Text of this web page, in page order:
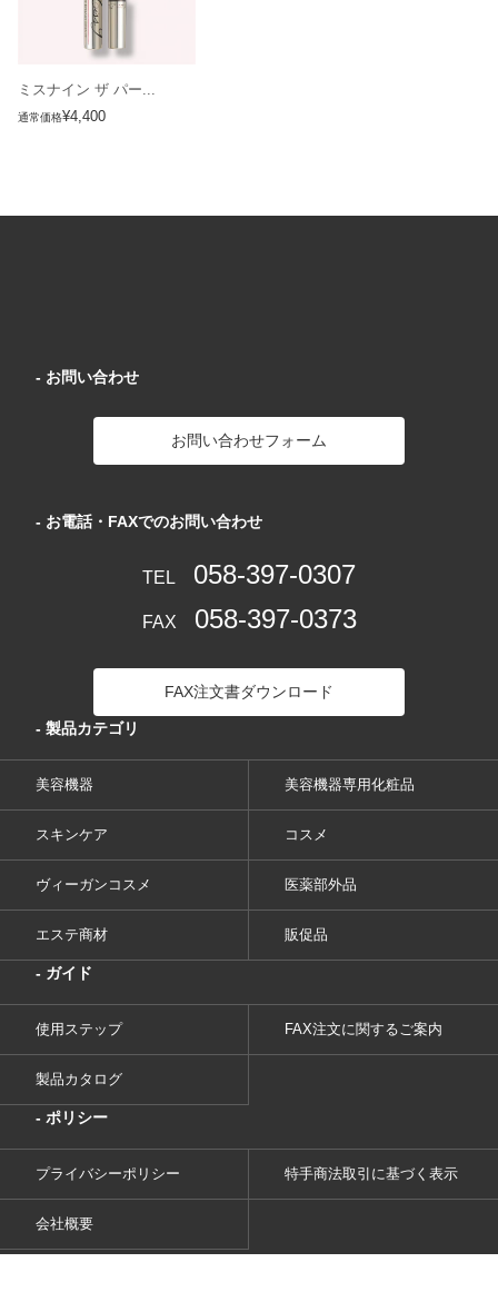
ミスナイン ザ パー...
通常価格¥4,400
- 製品カテゴリ
美容機器 美容機器専用化粧品
スキンケア コスメ
ヴィーガンコスメ 医薬部外品
エステ商材 販促品
- ガイド
使用ステップ FAX注文に関するご案内
製品カタログ
- ポリシー
プライバシーポリシー 特手商法取引に基づく表示
会社概要
- お問い合わせ
お問い合わせフォーム
- お電話・FAXでのお問い合わせ
TEL 058-397-0307
FAX 058-397-0373
FAX注文書ダウンロード